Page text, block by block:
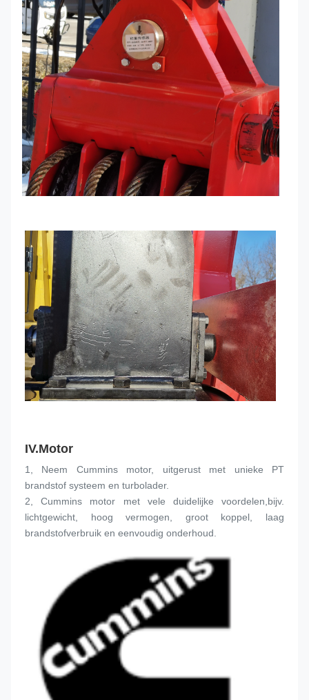
IV.Motor
1, Neem Cummins motor, uitgerust met unieke PT
brandstof systeem en turbolader.
2, Cummins motor met vele duidelijke voordelen,bijv.
lichtgewicht, hoog vermogen, groot koppel, laag
brandstofverbruik en eenvoudig onderhoud.